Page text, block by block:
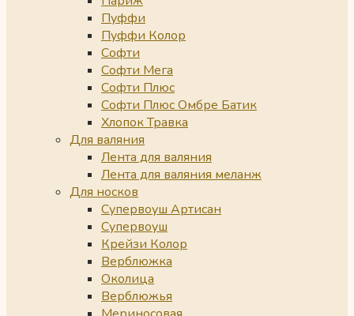
Пуффи
Пуффи Колор
Софти
Софти Мега
Софти Плюс
Софти Плюс Омбре Батик
Хлопок Травка
Для валяния
Лента для валяния
Лента для валяния меланж
Для носков
Супервоуш Артисан
Супервоуш
Крейзи Колор
Верблюжка
Околица
Верблюжья